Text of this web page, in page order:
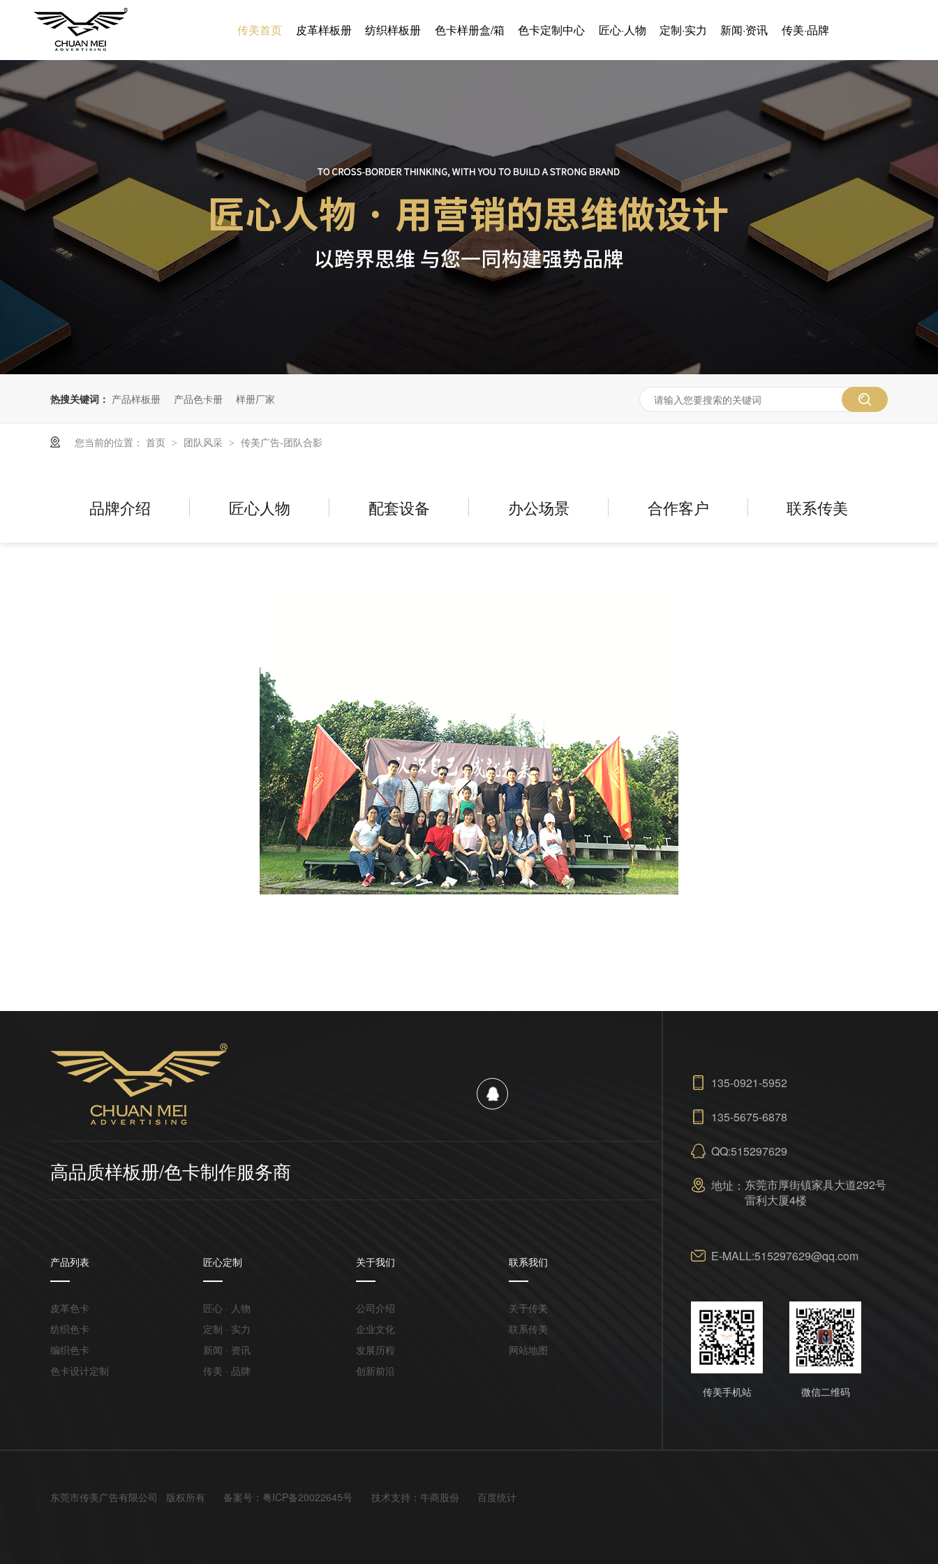
传美首页 皮革样板册 纺织样板册 色卡样册盒/箱 色卡定制中心 匠心·人物 定制·实力 新闻·资讯 传美·品牌
热搜关键词： 产品样板册 产品色卡册 样册厂家
您当前的位置： 首页 > 团队风采 > 传美广告-团队合影
品牌介绍 匠心人物 配套设备 办公场景 合作客户 联系传美
高品质样板册/色卡制作服务商
产品列表
皮革色卡
纺织色卡
编织色卡
色卡设计定制
匠心定制
匠心 · 人物
定制 · 实力
新闻 · 资讯
传美 · 品牌
关于我们
公司介绍
企业文化
发展历程
创新前沿
联系我们
关于传美
联系传美
网站地图
135-0921-5952
135-5675-6878
QQ:515297629
地址：东莞市厚街镇家具大道292号
雷利大厦4楼
E-MALL:515297629@qq.com
传美手机站 微信二维码
东莞市传美广告有限公司 版权所有 备案号： 粤ICP备20022645号 技术支持： 牛商股份 百度统计